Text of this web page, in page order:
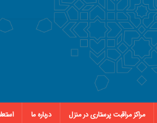
مراکز مراقبت پرستاری در منزل درباره ما